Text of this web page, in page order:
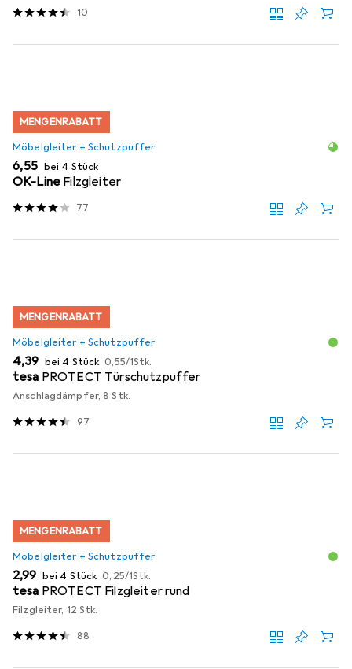
10
MENGENRABATT
Möbelgleiter + Schutzpuffer
EUR
6,55 bei 4 Stück
OK-Line Filzgleiter
77
MENGENRABATT
Möbelgleiter + Schutzpuffer
EUR
4,39 bei 4 Stück EUR
0,55/1Stk.
tesa PROTECT Türschutzpuffer
Anschlagdämpfer, 8 Stk.
97
MENGENRABATT
Möbelgleiter + Schutzpuffer
EUR
2,99 bei 4 Stück EUR
0,25/1Stk.
tesa PROTECT Filzgleiter rund
Filzgleiter, 12 Stk.
88